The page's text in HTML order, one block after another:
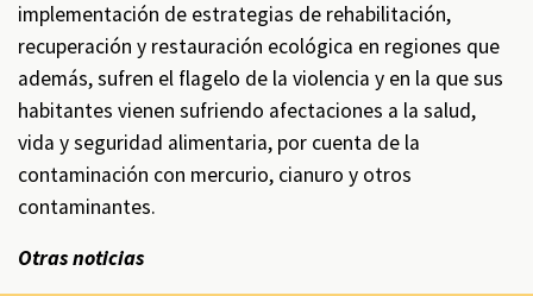
implementación de estrategias de rehabilitación,
recuperación y restauración ecológica en regiones que
además, sufren el flagelo de la violencia y en la que sus
habitantes vienen sufriendo afectaciones a la salud,
vida y seguridad alimentaria, por cuenta de la
contaminación con mercurio, cianuro y otros
contaminantes.
Otras noticias